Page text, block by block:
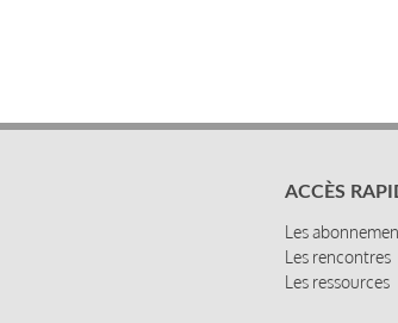
ACCÈS
Les
Les rencontres
Les ressources